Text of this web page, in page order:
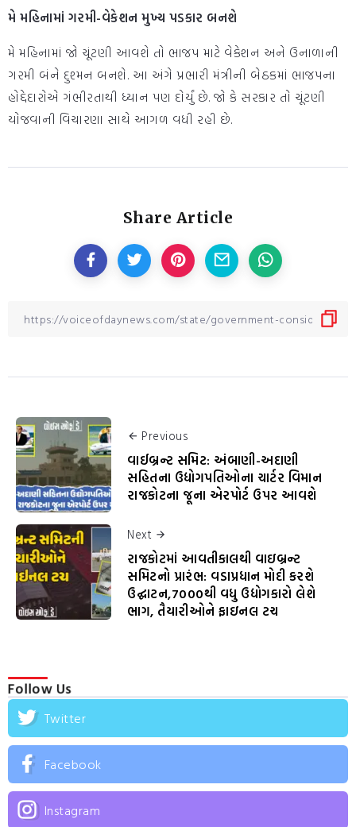
મે મહિનામાં ગરમી-વેકેશન મુખ્ય પડકાર બનશે
મે મહિનામાં જો ચૂંટણી આવશે તો ભાજપ માટે વેકેશન અને ઉનાળાની
ગરમી બંને દુશ્મન બનશે. આ અંગે પ્રભારી મંત્રીની બેઠકમાં ભાજપના
હોદ્દેદારોએ ગંભીરતાથી ધ્યાન પણ દોર્યું છે. જો કે સરકાર તો ચૂંટણી
યોજવાની વિચારણા સાથે આગળ વધી રહી છે.
Share Article
Previous
વાઈબ્રન્ટ સમિટ: અંબાણી-અદાણી
સહિતના ઉદ્યોગપતિઓના ચાર્ટર વિમાન
રાજકોટના જૂના એરપોર્ટ ઉપર આવશે
Next
રાજકોટમાં આવતીકાલથી વાઇબ્રન્ટ
સમિટનો પ્રારંભ: વડાપ્રધાન મોદી કરશે
ઉદ્ઘાટન,7000થી વધુ ઉદ્યોગકારો લેશે
ભાગ, તૈયારીઓને ફાઇનલ ટચ
Follow Us
Twitter
Facebook
Instagram